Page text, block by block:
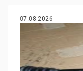
07.08.2026